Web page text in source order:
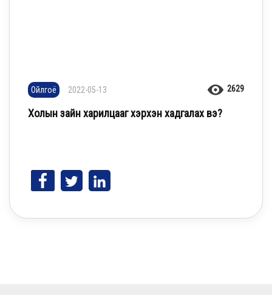
Ойлгоё 2022-05-13 2629
Холын зайн харилцааг хэрхэн хадгалах вэ?